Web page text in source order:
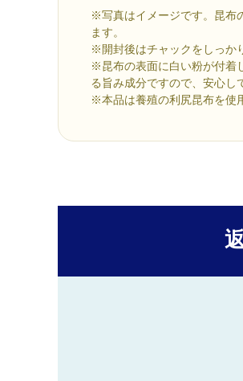
※写真はイメージです。昆布
ます。
※開封後はチャックをしっか
※昆布の表面に白い粉が付着
る旨み成分ですので、安心し
※本品は養殖の利尻昆布を使